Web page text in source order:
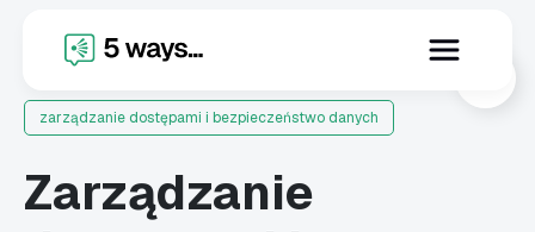
zarządzanie dostępami i bezpieczeństwo danych
Zarządzanie